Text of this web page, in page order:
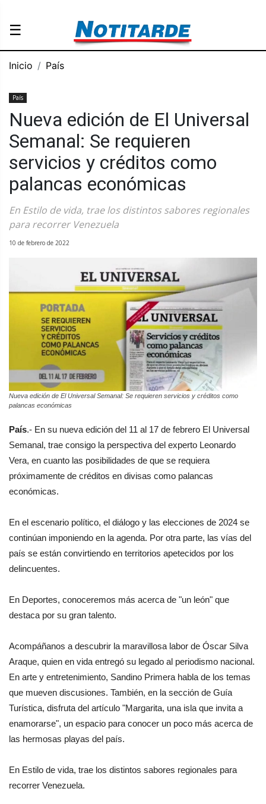
☰
Inicio País
País
Nueva edición de El Universal
Semanal: Se requieren
servicios y créditos como
palancas económicas
En Estilo de vida, trae los distintos sabores regionales
para recorrer Venezuela
10 de febrero de 2022
Nueva edición de El Universal Semanal: Se requieren servicios y créditos como
palancas económicas
País.- En su nueva edición del 11 al 17 de febrero El Universal
Semanal, trae consigo la perspectiva del experto Leonardo
Vera, en cuanto las posibilidades de que se requiera
próximamente de créditos en divisas como palancas
económicas.
En el escenario político, el diálogo y las elecciones de 2024 se
continúan imponiendo en la agenda. Por otra parte, las vías del
país se están convirtiendo en territorios apetecidos por los
delincuentes.
En Deportes, conoceremos más acerca de "un león" que
destaca por su gran talento.
Acompáñanos a descubrir la maravillosa labor de Óscar Silva
Araque, quien en vida entregó su legado al periodismo nacional.
En arte y entretenimiento, Sandino Primera habla de los temas
que mueven discusiones. También, en la sección de Guía
Turística, disfruta del artículo "Margarita, una isla que invita a
enamorarse", un espacio para conocer un poco más acerca de
las hermosas playas del país.
En Estilo de vida, trae los distintos sabores regionales para
recorrer Venezuela.